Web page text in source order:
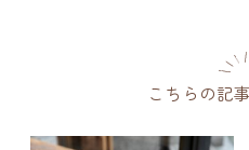
こちらの記